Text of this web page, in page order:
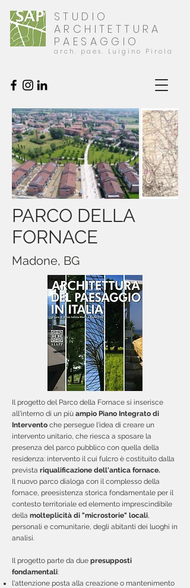
STUDIO
ARCHITETTURA
PAESAGGIO
arch. paes. Luigino Pirola
PARCO DELLA
FORNACE
Madone, BG
Il progetto del Parco della Fornace si inserisce
all'interno di un più ampio Piano Integrato di
Intervento che persegue l'idea di creare un
intervento unitario, che riesca a sposare la
presenza del parco pubblico con quella della
residenza: intervento il cui fulcro è costituito dalla
prevista riqualificazione dell'antica fornace.
Il nuovo parco dialoga con il complesso della
fornace, preesistenza storica fondamentale per il
contesto territoriale ed elemento imprescindibile
della molteplicità di "microstorie" locali,
personali e comunitarie, degli abitanti dei luoghi in
analisi.
Il progetto parte da due presupposti
fondamentali:
l'attenzione posta alla creazione o mantenimento